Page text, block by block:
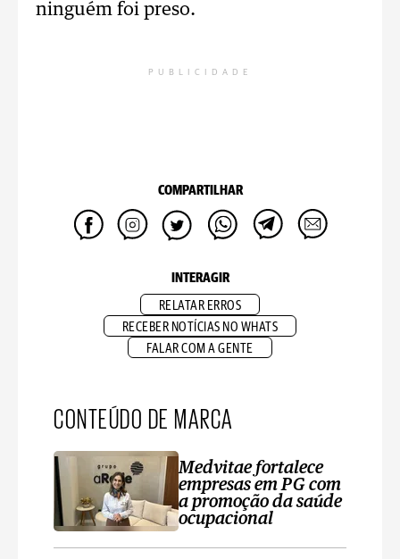
ninguém foi preso.
PUBLICIDADE
COMPARTILHAR
INTERAGIR
RELATAR ERROS
RECEBER NOTÍCIAS NO WHATS
FALAR COM A GENTE
CONTEÚDO DE MARCA
Medvitae fortalece
empresas em PG com
a promoção da saúde
ocupacional